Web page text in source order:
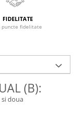
FIDELITATE
puncte fidelitate
(B):
si doua